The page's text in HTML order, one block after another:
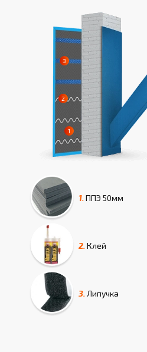
1. ППЭ 50мм
2. Клей
3. Липучка